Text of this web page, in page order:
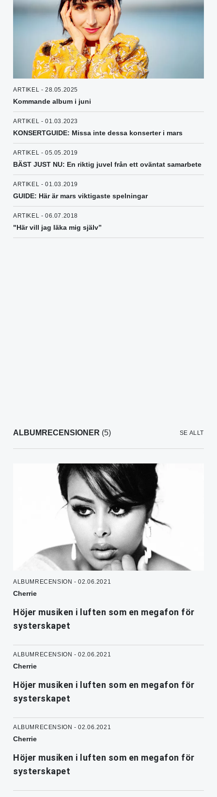
ARTIKEL - 28.05.2025
Kommande album i juni
ARTIKEL - 01.03.2023
KONSERTGUIDE: Missa inte dessa konserter i mars
ARTIKEL - 05.05.2019
BÄST JUST NU: En riktig juvel från ett oväntat samarbete
ARTIKEL - 01.03.2019
GUIDE: Här är mars viktigaste spelningar
ARTIKEL - 06.07.2018
"Här vill jag läka mig själv”
ALBUMRECENSIONER (5) SE ALLT
ALBUMRECENSION - 02.06.2021
Cherrie
Höjer musiken i luften som en megafon för
systerskapet
ALBUMRECENSION - 02.06.2021
Cherrie
Höjer musiken i luften som en megafon för
systerskapet
ALBUMRECENSION - 02.06.2021
Cherrie
Höjer musiken i luften som en megafon för
systerskapet